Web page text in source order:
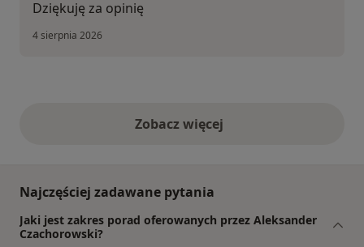
Dziękuję za opinię
4 sierpnia 2026
Zobacz więcejopinie powyżej
Najczęściej zadawane pytania
Jaki jest zakres porad oferowanych przez Aleksander
Czachorowski?